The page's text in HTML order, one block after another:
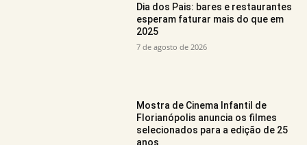
Dia dos Pais: bares e restaurantes
esperam faturar mais do que em
2025
7 de agosto de 2026
Mostra de Cinema Infantil de
Florianópolis anuncia os filmes
selecionados para a edição de 25
anos